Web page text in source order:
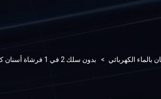
بالماء الكهربائي > بدون سلك 2 في 1 فرشاة أسنان كهربائية فلاشر الماء وفرشاة أسنان مزيج مع الماء دنتا فلاشر المريح الفموي لتنظيف الأسنان